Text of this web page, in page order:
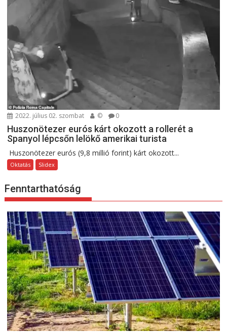
2022. július 02. szombat © 0
Huszonötezer eurós kárt okozott a rollerét a
Spanyol lépcsőn lelökő amerikai turista
Huszonötezer eurós (9,8 millió forint) kárt okozott...
Oktatás Slidex
Fenntarthatóság